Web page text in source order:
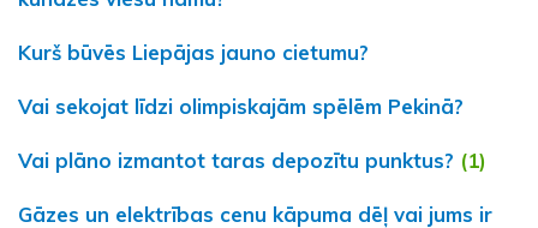
Kurš būvēs Liepājas jauno cietumu?
Vai sekojat līdzi olimpiskajām spēlēm Pekinā?
Vai plāno izmantot taras depozītu punktus? (1)
Gāzes un elektrības cenu kāpuma dēļ vai jums ir